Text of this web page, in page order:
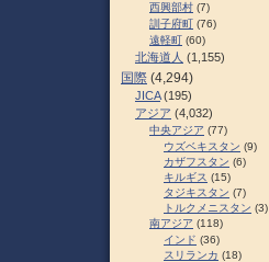
西興部村 (7)
訓子府町 (76)
遠軽町 (60)
北海道人 (1,155)
国際 (4,294)
JICA(195)
アジア (4,032)
中央アジア (77)
ウズベキスタン (9)
カザフスタン (6)
キルギス (15)
タジキスタン (7)
トルクメニスタン (3)
南アジア (118)
インド (36)
スリランカ (18)